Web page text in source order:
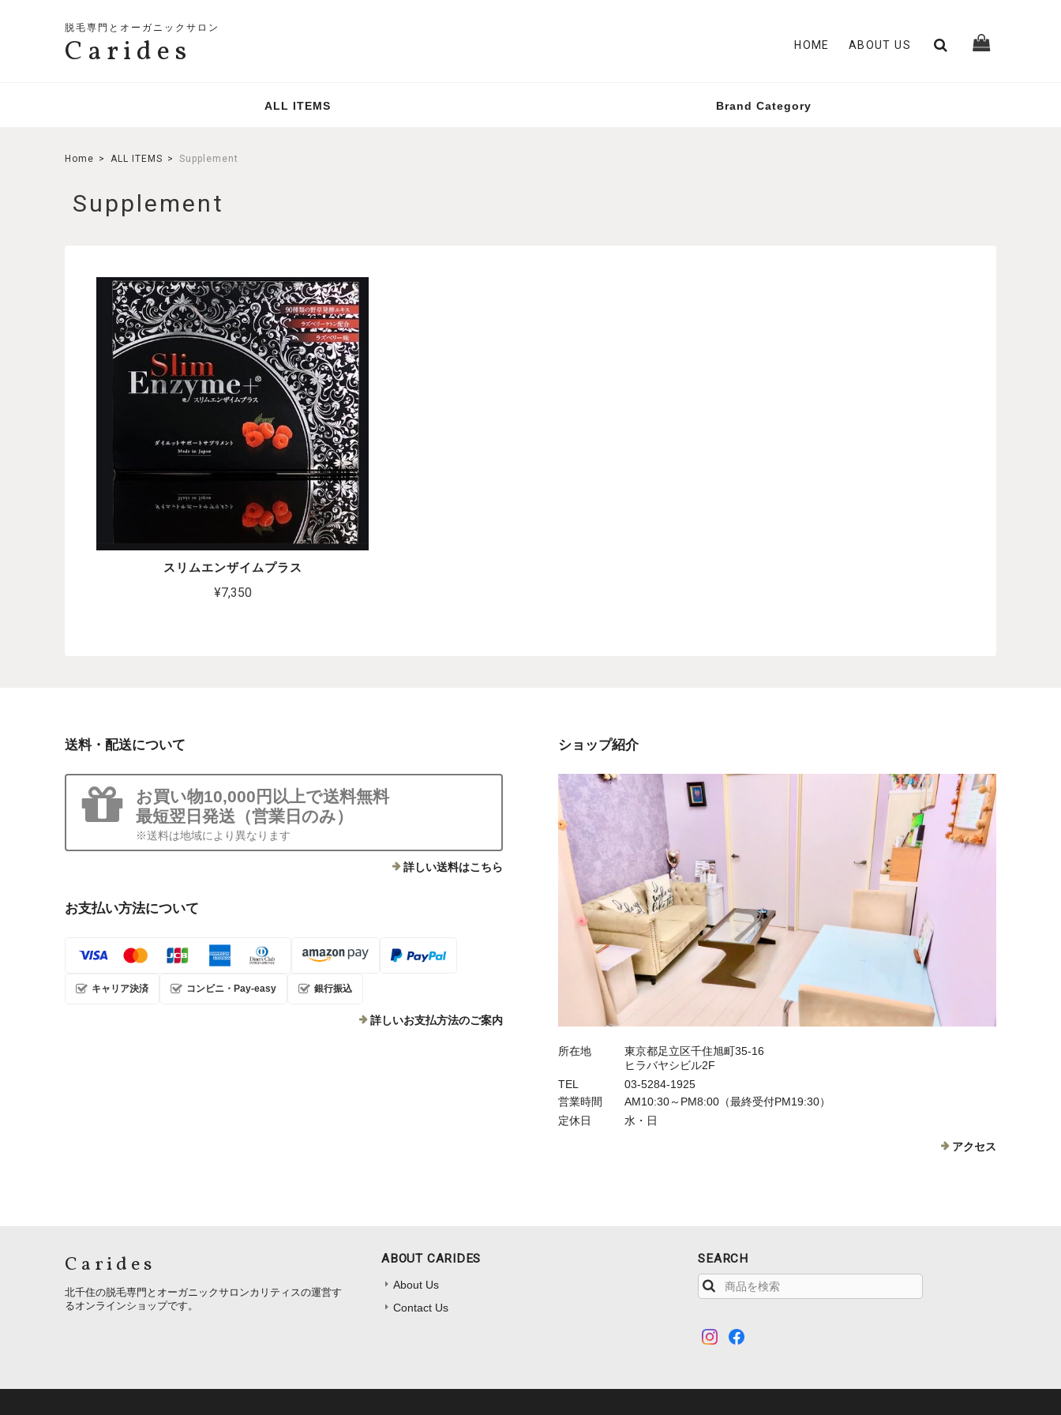
脱毛専門とオーガニックサロン
Carides HOME ABOUT US
ALL ITEMS Brand Category
Home ALL ITEMS Supplement
Supplement
スリムエンザイムプラス
¥7,350
送料・配送について
お買い物10,000円以上で送料無料
最短翌日発送（営業日のみ）
※送料は地域により異なります
詳しい送料はこちら
お支払い方法について
キャリア決済 コンビニ・Pay-easy 銀行振込
詳しいお支払方法のご案内
ショップ紹介
所在地
東京都足立区千住旭町35-16
ヒラバヤシビル2F
TEL
03-5284-1925
営業時間
AM10:30～PM8:00（最終受付PM19:30）
定休日
水・日
アクセス
Carides
北千住の脱毛専門とオーガニックサロンカリティスの運営す
るオンラインショップです。
ABOUT CARIDES
About Us
Contact Us
SEARCH